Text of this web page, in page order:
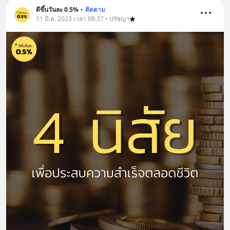
ดีขึ้นวันละ 0.5% • ติดตาม
11 มี.ค. 2023 เวลา 08:37 • ปรัชญา